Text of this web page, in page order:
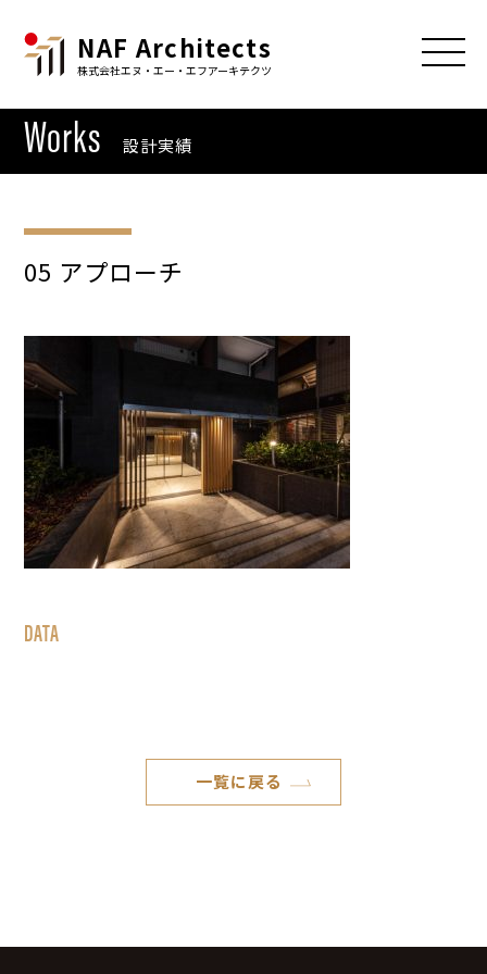
NAF Architects
株式会社エヌ・エー・エフアーキテクツ
Works 設計実績
05 アプローチ
DATA
一覧に戻る